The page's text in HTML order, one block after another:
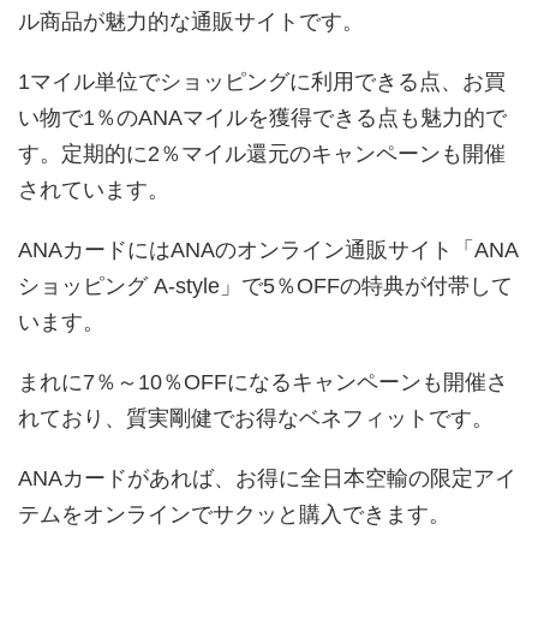
ル商品が魅力的な通販サイトです。
1マイル単位でショッピングに利用できる点、お買
い物で1％のANAマイルを獲得できる点も魅力的で
す。定期的に2％マイル還元のキャンペーンも開催
されています。
ANAカードにはANAのオンライン通販サイト「ANA
ショッピング A-style」で5％OFFの特典が付帯して
います。
まれに7％～10％OFFになるキャンペーンも開催さ
れており、質実剛健でお得なベネフィットです。
ANAカードがあれば、お得に全日本空輸の限定アイ
テムをオンラインでサクッと購入できます。